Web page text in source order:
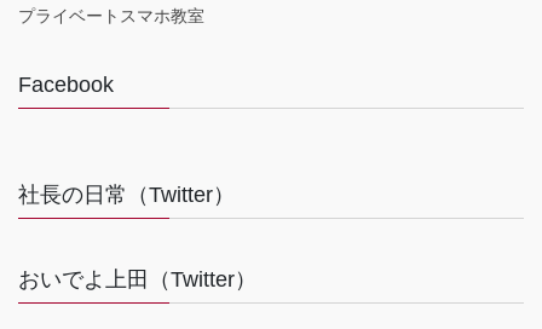
プライベートスマホ教室
Facebook
社長の日常（Twitter）
おいでよ上田（Twitter）